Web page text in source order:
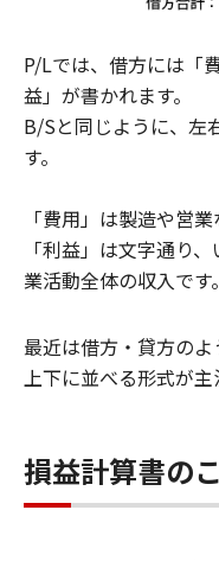
P/Lでは、借方には「
益」が書かれます。
B/Sと同じように、左
す。
「費用」は製造や営
「利益」は文字通り
業活動全体の収入です。
最近は借方・貸方のよ
上下に並べる形式が主
損益計算書の